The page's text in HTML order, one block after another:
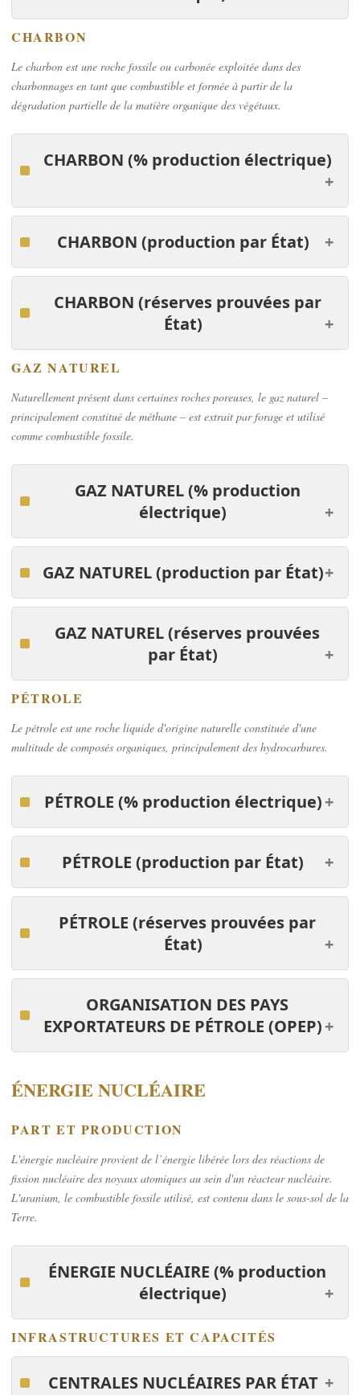
CHARBON
Le charbon est une roche fossile ou carbonée exploitée dans des
charbonnages en tant que combustible et formée à partir de la
dégradation partielle de la matière organique des végétaux.
CHARBON (% production électrique)
CHARBON (production par État)
CHARBON (réserves prouvées par
État)
GAZ NATUREL
Naturellement présent dans certaines roches poreuses, le gaz naturel –
principalement constitué de méthane – est extrait par forage et utilisé
comme combustible fossile.
GAZ NATUREL(% production
électrique)
GAZ NATUREL(production par État)
GAZ NATUREL(réserves prouvées
par État)
PÉTROLE
Le pétrole est une roche liquide d'origine naturelle constituée d'une
multitude de composés organiques, principalement des hydrocarbures.
PÉTROLE (% production électrique)
PÉTROLE (production par État)
PÉTROLE (réserves prouvées par
État)
ORGANISATION DES PAYS
EXPORTATEURS DE PÉTROLE (OPEP)
ÉNERGIE NUCLÉAIRE
PART ET PRODUCTION
L'énergie nucléaire provient de l’énergie libérée lors des réactions de
fission nucléaire des noyaux atomiques au sein d'un réacteur nucléaire.
L'uranium, le combustible fossile utilisé, est contenu dans le sous-sol de la
Terre.
ÉNERGIE NUCLÉAIRE (% production
électrique)
INFRASTRUCTURES ET CAPACITÉS
CENTRALES NUCLÉAIRES PAR ÉTAT